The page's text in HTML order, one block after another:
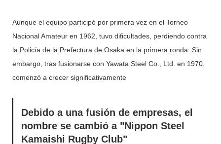
Aunque el equipo participó por primera vez en el Torneo
Nacional Amateur en 1962, tuvo dificultades, perdiendo contra
la Policía de la Prefectura de Osaka en la primera ronda. Sin
embargo, tras fusionarse con Yawata Steel Co., Ltd. en 1970,
comenzó a crecer significativamente
Debido a una fusión de empresas, el
nombre se cambió a "Nippon Steel
Kamaishi Rugby Club"